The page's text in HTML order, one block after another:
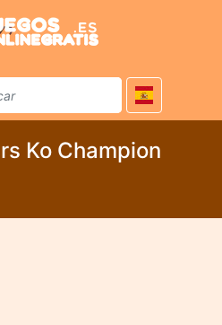
Ko Champion